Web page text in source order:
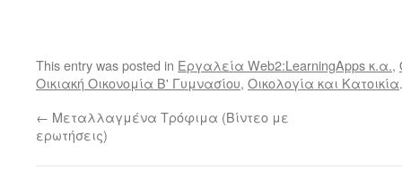
This entry was posted in Εργαλεία Web2:LearningApps κ.α.,
Οικιακή Οικονομία Β' Γυμνασίου, Οικολογία και Κατοικία
← Μεταλλαγμένα Τρόφιμα (Βίντεο με
ερωτήσεις)